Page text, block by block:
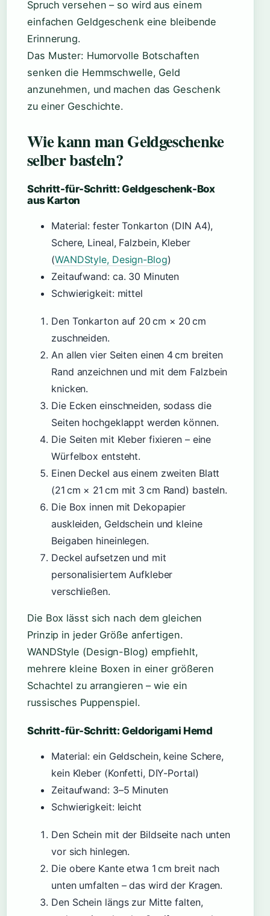
Spruch versehen – so wird aus einem
einfachen Geldgeschenk eine bleibende
Erinnerung.
Das Muster: Humorvolle Botschaften
senken die Hemmschwelle, Geld
anzunehmen, und machen das Geschenk
zu einer Geschichte.
Wie kann man Geldgeschenke
selber basteln?
Schritt-für-Schritt: Geldgeschenk-Box
aus Karton
Material: fester Tonkarton (DIN A4),
Schere, Lineal, Falzbein, Kleber
(WANDStyle, Design-Blog)
Zeitaufwand: ca. 30 Minuten
Schwierigkeit: mittel
Den Tonkarton auf 20 cm × 20 cm
zuschneiden.
An allen vier Seiten einen 4 cm breiten
Rand anzeichnen und mit dem Falzbein
knicken.
Die Ecken einschneiden, sodass die
Seiten hochgeklappt werden können.
Die Seiten mit Kleber fixieren – eine
Würfelbox entsteht.
Einen Deckel aus einem zweiten Blatt
(21 cm × 21 cm mit 3 cm Rand) basteln.
Die Box innen mit Dekopapier
auskleiden, Geldschein und kleine
Beigaben hineinlegen.
Deckel aufsetzen und mit
personalisiertem Aufkleber
verschließen.
Die Box lässt sich nach dem gleichen
Prinzip in jeder Größe anfertigen.
WANDStyle (Design-Blog) empfiehlt,
mehrere kleine Boxen in einer größeren
Schachtel zu arrangieren – wie ein
russisches Puppenspiel.
Schritt-für-Schritt: Geldorigami Hemd
Material: ein Geldschein, keine Schere,
kein Kleber (Konfetti, DIY-Portal)
Zeitaufwand: 3–5 Minuten
Schwierigkeit: leicht
Den Schein mit der Bildseite nach unten
vor sich hinlegen.
Die obere Kante etwa 1 cm breit nach
unten umfalten – das wird der Kragen.
Den Schein längs zur Mitte falten,